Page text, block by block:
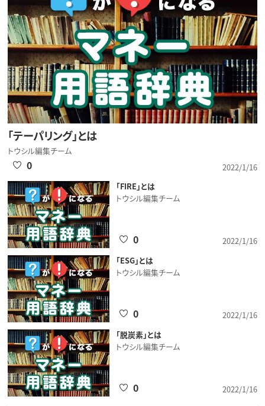
「テーパリング」とは
トウシル編集チーム
2022/1/16
0
「FIRE」とは
トウシル編集チーム
2022/1/16
0
「ESG」とは
トウシル編集チーム
2022/1/16
0
「脱炭素」とは
トウシル編集チーム
2022/1/16
0